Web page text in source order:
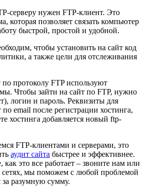
серверу нужен FTP-клиент. Это
которая позволяет связать компьютер
быстрой, простой и удобной.
чтобы установить на сайт код
а также цели для отслеживания
по протоколу FTP используют
Чтобы зайти на сайт по FTP, нужно
логин и пароль. Реквизиты для
email после регистрации хостинга,
хостинга добавляется новый ftp-
FTP-клиентами и серверами, это
аудит сайта быстрее и эффективнее.
это все работает – звоните нам или
мы поможем с любой проблемой
за разумную сумму.